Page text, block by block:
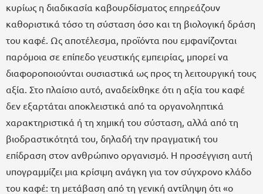
κυρίως η διαδικασία καβουρδίσματος επηρεάζουν
καθοριστικά τόσο τη σύσταση όσο και τη βιολογική δράση
του καφέ. Ως αποτέλεσμα, προϊόντα που εμφανίζονται
παρόμοια σε επίπεδο γευστικής εμπειρίας, μπορεί να
διαφοροποιούνται ουσιαστικά ως προς τη λειτουργική τους
αξία. Στο πλαίσιο αυτό, αναδείχθηκε ότι η αξία του καφέ
δεν εξαρτάται αποκλειστικά από τα οργανοληπτικά
χαρακτηριστικά ή τη χημική του σύσταση, αλλά από τη
βιοδραστικότητά του, δηλαδή την πραγματική του
επίδραση στον ανθρώπινο οργανισμό. Η προσέγγιση αυτή
υπογραμμίζει μια κρίσιμη ανάγκη για τον σύγχρονο κλάδο
του καφέ: τη μετάβαση από τη γενική αντίληψη ότι «ο